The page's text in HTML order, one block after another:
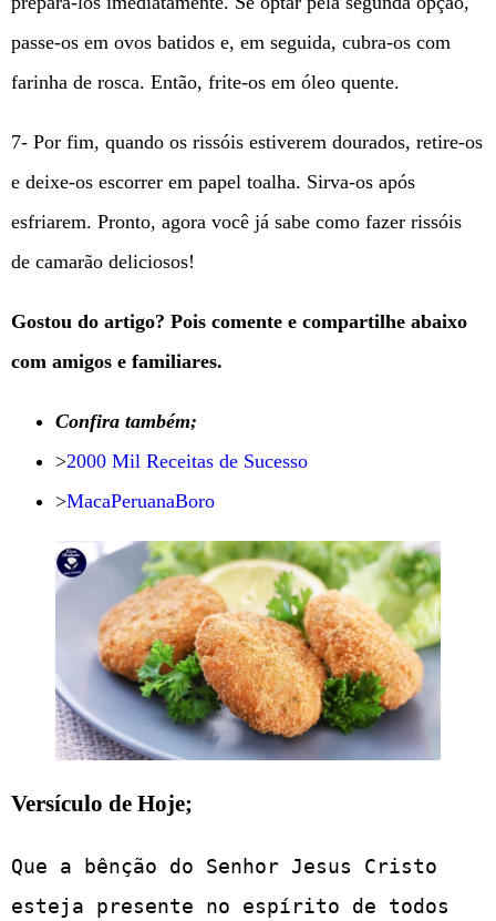
passe-os em ovos batidos e, em seguida, cubra-os com
farinha de rosca. Então, frite-os em óleo quente.
7- Por fim, quando os rissóis estiverem dourados, retire-os
e deixe-os escorrer em papel toalha. Sirva-os após
esfriarem. Pronto, agora você já sabe como fazer rissóis
de camarão deliciosos!
Gostou do artigo? Pois comente e compartilhe abaixo
com amigos e familiares.
Confira também;
>2000 Mil Receitas de Sucesso
>MacaPeruanaBoro
Versículo de Hoje;
Que a bênção do Senhor Jesus Cristo
esteja presente no espírito de todos